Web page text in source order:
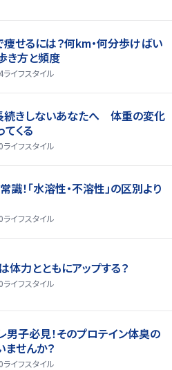
痩せるには？何km・何分歩けばい
き方と頻度
ライフスタイル
続きしないあなたへ 体重の変化
くる
ライフスタイル
！「水溶性・不溶性」の区別より
ライフスタイル
体力とともにアップする？
ライフスタイル
男子必見！そのプロテイン体臭の
ませんか？
ライフスタイル